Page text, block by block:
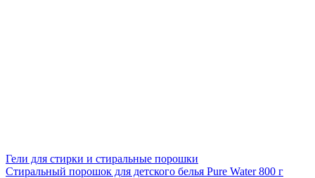
Гели для стирки и стиральные порошки
Стиральный порошок для детского белья Pure Water 800 г